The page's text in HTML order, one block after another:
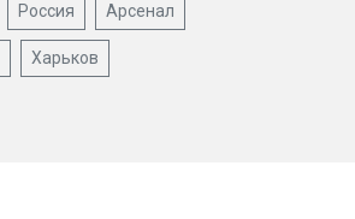
Россия Арсенал
Харьков